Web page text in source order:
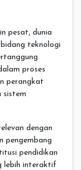
pesat, dunia
teknologi
proses
perangkat
sistem
dengan
pengembang
pendidikan
lebih interaktif